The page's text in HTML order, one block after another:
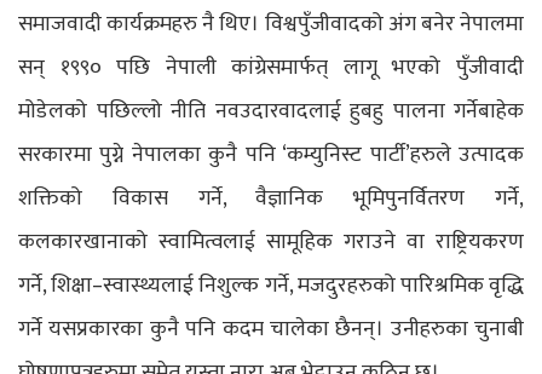
समाजवादी कार्यक्रमहरु नै थिए। विश्वपुँजीवादको अंग बनेर नेपालमा
सन् १९९० पछि नेपाली कांग्रेसमार्फत् लागू भएको पुँजीवादी
मोडेलको पछिल्लो नीति नवउदारवादलाई हुबहु पालना गर्नेबाहेक
सरकारमा पुग्ने नेपालका कुनै पनि ‘कम्युनिस्ट पार्टी’हरुले उत्पादक
शक्तिको विकास गर्ने, वैज्ञानिक भूमिपुनर्वितरण गर्ने,
कलकारखानाको स्वामित्वलाई सामूहिक गराउने वा राष्ट्रियकरण
गर्ने, शिक्षा–स्वास्थ्यलाई निशुल्क गर्ने, मजदुरहरुको पारिश्रमिक वृद्धि
गर्ने यसप्रकारका कुनै पनि कदम चालेका छैनन्। उनीहरुका चुनाबी